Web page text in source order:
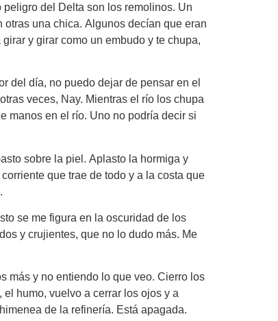
del Delta son los remolinos. Un
una chica. Algunos decían que eran
y girar como un embudo y te chupa,
del día, no puedo dejar de pensar en el
veces, Nay. Mientras el río los chupa
manos en el río. Uno no podría decir si
sobre la piel. Aplasto la hormiga y
que trae de todo y a la costa que
se me figura en la oscuridad de los
y crujientes, que no lo dudo más. Me
más y no entiendo lo que veo. Cierro los
humo, vuelvo a cerrar los ojos y a
de la refinería. Está apagada.